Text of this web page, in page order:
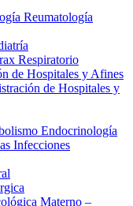
Reumatología
Respiratorio
de Hospitales y Afines
de Hospitales y
Endocrinología
Infecciones
Materno –